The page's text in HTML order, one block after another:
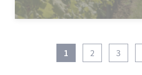
Page
1
Page
2
Page
3